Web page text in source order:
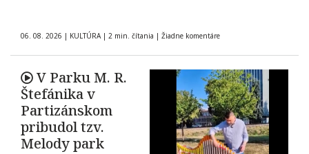
06. 08. 2026 | KULTÚRA | 2 min. čítania | Žiadne komentáre
V Parku M. R.
Štefánika v
Partizánskom
pribudol tzv.
Melody park